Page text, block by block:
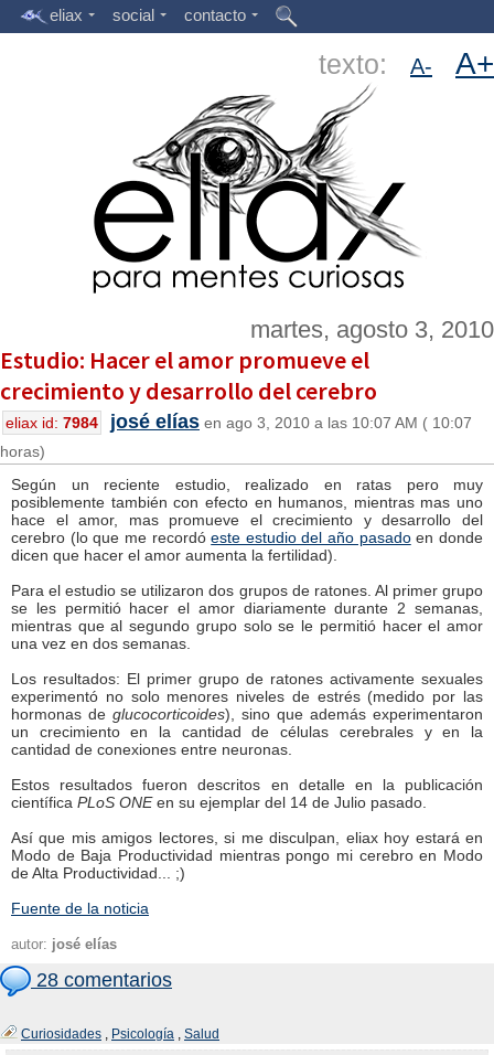
eliax social contacto
texto: A- A+
martes, agosto 3, 2010
Estudio: Hacer el amor promueve el
crecimiento y desarrollo del cerebro
eliax id: 7984 josé elías en ago 3, 2010 a las 10:07 AM ( 10:07
horas)
Según un reciente estudio, realizado en ratas pero muy
posiblemente también con efecto en humanos, mientras mas uno
hace el amor, mas promueve el crecimiento y desarrollo del
cerebro (lo que me recordóeste estudio del año pasadoen donde
dicen que hacer el amor aumenta la fertilidad).
Para el estudio se utilizaron dos grupos de ratones. Al primer grupo
se les permitió hacer el amor diariamente durante 2 semanas,
mientras que al segundo grupo solo se le permitió hacer el amor
una vez en dos semanas.
Los resultados: El primer grupo de ratones activamente sexuales
experimentó no solo menores niveles de estrés (medido por las
hormonas de glucocorticoides), sino que además experimentaron
un crecimiento en la cantidad de células cerebrales y en la
cantidad de conexiones entre neuronas.
Estos resultados fueron descritos en detalle en la publicación
científica PLoS ONEen su ejemplar del 14 de Julio pasado.
Así que mis amigos lectores, si me disculpan, eliax hoy estará en
Modo de Baja Productividad mientras pongo mi cerebro en Modo
de Alta Productividad... ;)
Fuente de la noticia
autor: josé elías
28 comentarios
Curiosidades , Psicología , Salud